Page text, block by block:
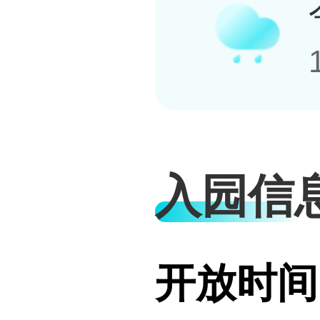
入园信
开放时间